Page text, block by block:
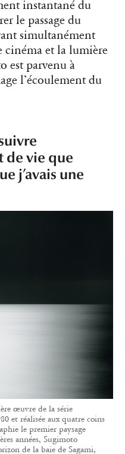
instantané du
le passage du
simultanément
cinéma et la lumière
est parvenu à
l’écoulement du
de vie que
j’avais une
œuvre de la série
et réalisée aux quatre coins
le premier paysage
années, Sugimoto
de la baie de Sagami,